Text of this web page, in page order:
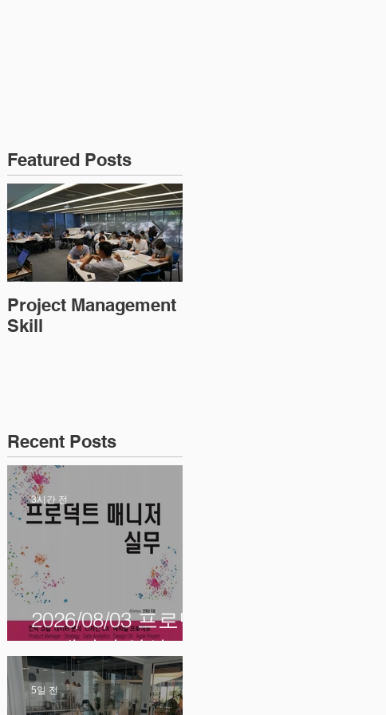
Featured Posts
Project Management
Skill
Recent Posts
2026/08/03 프로덕
트 매니저 양성
3시간 전
5일 전